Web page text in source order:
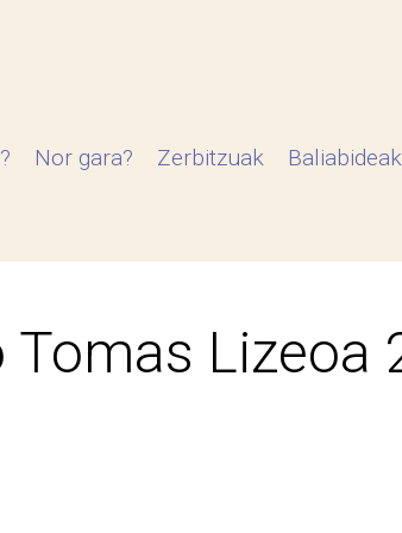
Nor gara? Zerbitzuak Baliabideak
Tomas Lizeoa